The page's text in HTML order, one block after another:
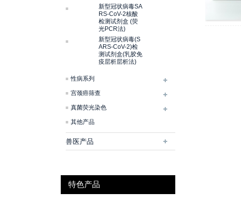
新型冠状病毒SA
RS-CoV-2核酸
检测试剂盒 (荧
光PCR法)
新型冠状病毒(S
ARS-CoV-2)检
测试剂盒(乳胶免
疫层析层析法)
性病系列
宫颈癌筛查
真菌荧光染色
其他产品
兽医产品
特色产品